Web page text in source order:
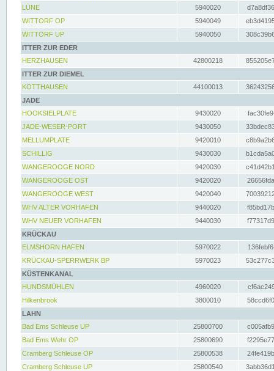
LÜNE
5940020
WITTORF OP
5940049
WITTORF UP
5940050
ITTER ZUR EDER
HERZHAUSEN
42800218
ITTER ZUR DIEMEL
KOTTHAUSEN
44100013
JADE
HOOKSIELPLATE
9430020
JADE-WESER-PORT
9430050
MELLUMPLATE
9420010
SCHILLIG
9430030
WANGEROOGE NORD
9420030
WANGEROOGE OST
9420020
WANGEROOGE WEST
9420040
WHV ALTER VORHAFEN
9440020
WHV NEUER VORHAFEN
9440030
KRÜCKAU
ELMSHORN HAFEN
5970022
KRÜCKAU-SPERRWERK BP
5970023
KÜSTENKANAL
HUNDSMÜHLEN
4960020
Hilkenbrook
3800010
LAHN
Bad Ems Schleuse UP
25800700
Bad Ems Wehr OP
25800690
Cramberg Schleuse OP
25800538
Cramberg Schleuse UP
25800540